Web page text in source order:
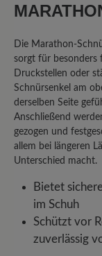
Teilen Sie
Kunden.
Sortiert nach
Die Marathon-
sorgt für besonders
Druckstellen oder
Schnürsenkel am
derselben Seite
Anschließend
gezogen und
allem bei längeren
Unterschied macht.
Bietet
im Schuh
Schützt vor
zuverlässig